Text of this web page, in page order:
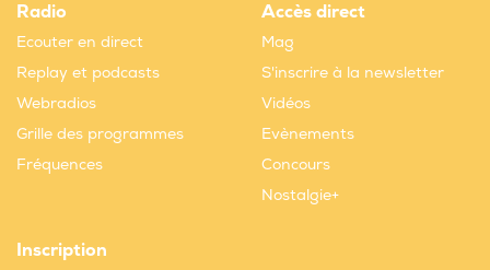
Radio
Ecouter en direct
Replay et podcasts
Webradios
Grille des programmes
Fréquences
Accès direct
Mag
S'inscrire à la newsletter
Vidéos
Evènements
Concours
Nostalgie+
Inscription